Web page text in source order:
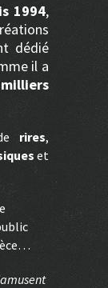
1994,
dédié
il a
rires,
et